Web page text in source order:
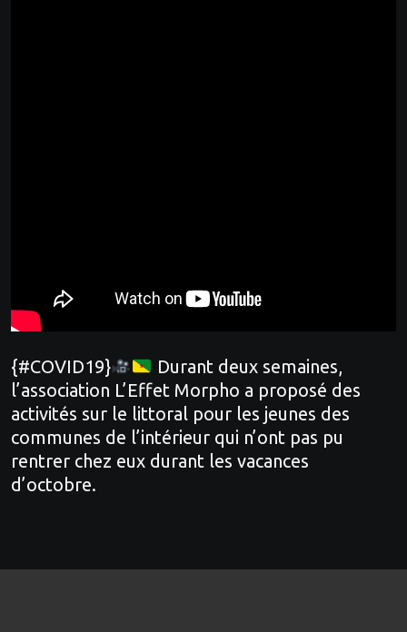
{#COVID19}
Durant deux semaines,
l’association L’Effet Morpho a proposé des
activités sur le littoral pour les jeunes des
communes de l’intérieur qui n’ont pas pu
rentrer chez eux durant les vacances
d’octobre.